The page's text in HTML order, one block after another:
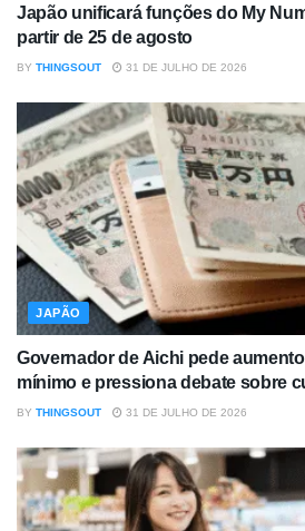
Japão unificará funções do My
partir de 25 de agosto
BY THINGSOUT 31 DE JULHO DE 2026
JAPÃO
Governador de Aichi pede
mínimo e pressiona debate sobre
BY THINGSOUT 31 DE JULHO DE 2026